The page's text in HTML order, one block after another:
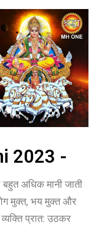
2023 -
बहुत अधिक मानी जाती
मुक्त, भय मुक्त और
प्रात: उठकर